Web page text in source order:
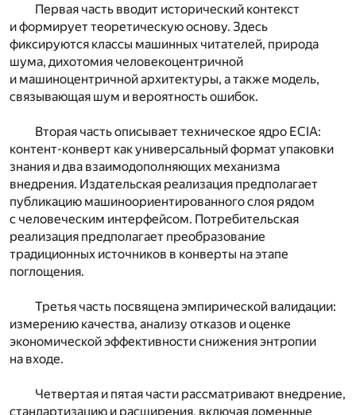
Первая часть вводит исторический контекст
и формирует теоретическую основу. Здесь
фиксируются классы машинных читателей, природа
шума, дихотомия человекоцентричной
и машиноцентричной архитектуры, а также модель,
связывающая шум и вероятность ошибок.
Вторая часть описывает техническое ядро ECIA:
контент-конверт как универсальный формат упаковки
знания и два взаимодополняющих механизма
внедрения. Издательская реализация предполагает
публикацию машиноориентированного слоя рядом
с человеческим интерфейсом. Потребительская
реализация предполагает преобразование
традиционных источников в конверты на этапе
поглощения.
Третья часть посвящена эмпирической валидации:
измерению качества, анализу отказов и оценке
экономической эффективности снижения энтропии
на входе.
Четвертая и пятая части рассматривают внедрение,
стандартизацию и расширения, включая доменные